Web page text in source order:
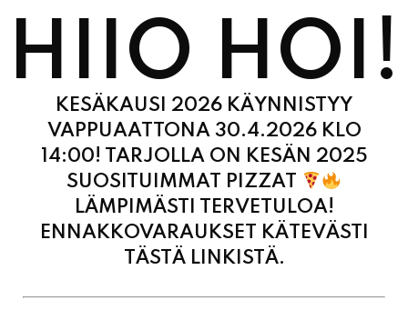
HIIO HOI!
KESÄKAUSI 2026 KÄYNNISTYY
VAPPUAATTONA 30.4.2026 KLO
14:00! TARJOLLA ON KESÄN 2025
SUOSITUIMMAT PIZZAT
LÄMPIMÄSTI TERVETULOA!
ENNAKKOVARAUKSET KÄTEVÄSTI
TÄSTÄ LINKISTÄ.